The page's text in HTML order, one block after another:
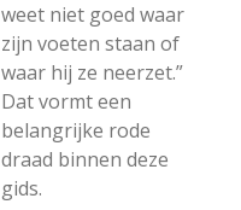
weet niet goed waar
zijn voeten staan of
waar hij ze neerzet.”
Dat vormt een
belangrijke rode
draad binnen deze
gids.